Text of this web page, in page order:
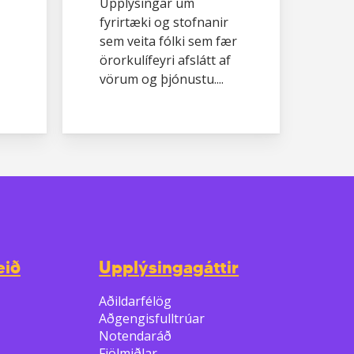
fyrirtæki og stofnanir
sem veita fólki sem fær
örorkulífeyri afslátt af
vörum og þjónustu....
Upplýsingagáttir
Aðildarfélög
Aðgengisfulltrúar
Notendaráð